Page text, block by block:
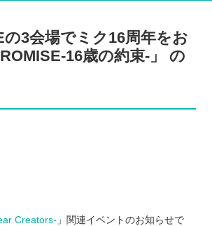
3会場でミク16周年をお
16歳の約束-」 の
Creators- 」関連イベントのお知らせで